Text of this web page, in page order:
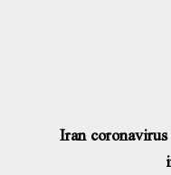
Iran